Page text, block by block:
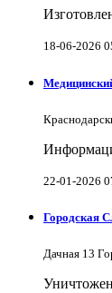
18-06-2026
22-01-2026
Городская
Дачная 13